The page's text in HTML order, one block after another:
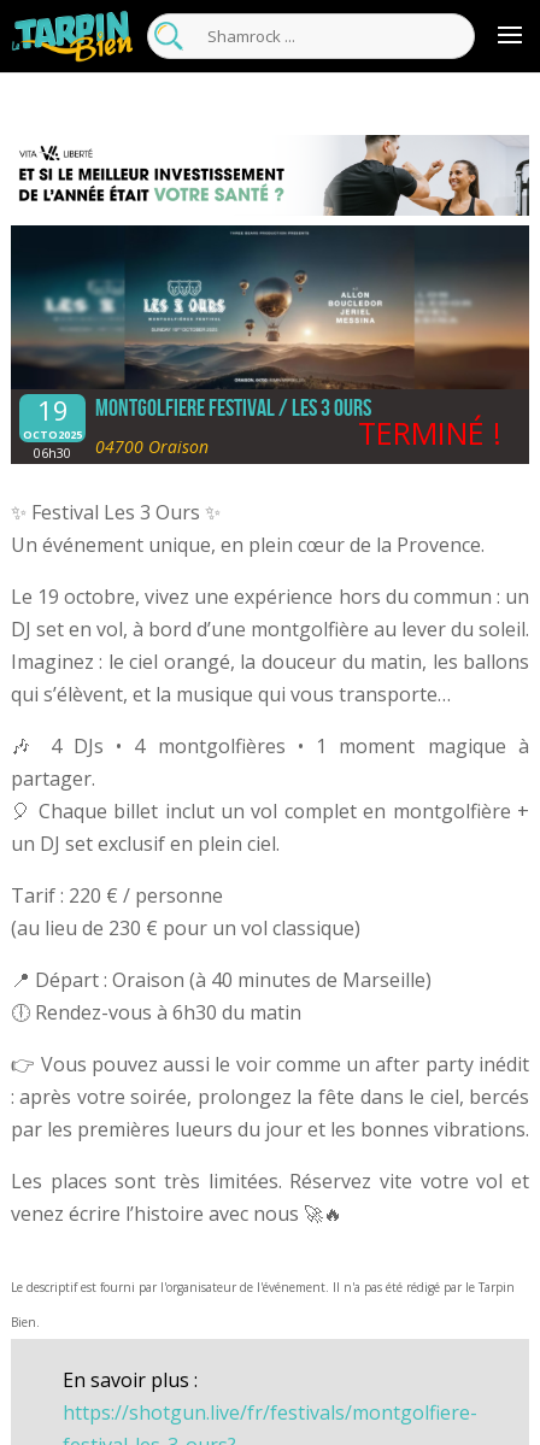
19
OCTO2025
06h30
Montgolfiere Festival / Les 3 Ours
TERMINÉ !
04700 Oraison
✨ Festival Les 3 Ours ✨
Un événement unique, en plein cœur de la Provence.
Le 19 octobre, vivez une expérience hors du commun : un
DJ set en vol, à bord d’une montgolfière au lever du soleil.
Imaginez : le ciel orangé, la douceur du matin, les ballons
qui s’élèvent, et la musique qui vous transporte…
🎶 4 DJs • 4 montgolfières • 1 moment magique à
partager.
🎈 Chaque billet inclut un vol complet en montgolfière +
un DJ set exclusif en plein ciel.
Tarif : 220 € / personne
(au lieu de 230 € pour un vol classique)
📍 Départ : Oraison (à 40 minutes de Marseille)
🕕 Rendez-vous à 6h30 du matin
👉 Vous pouvez aussi le voir comme un after party inédit
: après votre soirée, prolongez la fête dans le ciel, bercés
par les premières lueurs du jour et les bonnes vibrations.
Les places sont très limitées. Réservez vite votre vol et
venez écrire l’histoire avec nous 🚀🔥
Le descriptif est fourni par l'organisateur de l'événement. Il n'a pas été rédigé par le Tarpin
Bien.
En savoir plus :
https://shotgun.live/fr/festivals/montgolfiere-